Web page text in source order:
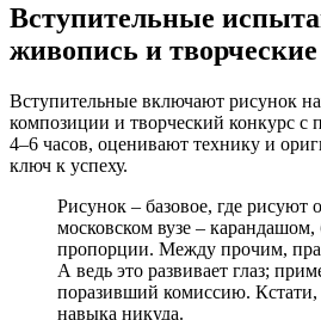
Вступительные
живопись и
Вступительные включают рисунок
композиции и творческий конкурс с
4–6 часов, оценивают технику и
ключ к успеху.
Рисунок – базовое, где рисуют
московском вузе – карандашом,
пропорции. Между прочим,
А ведь это развивает глаз;
поразивший комиссию. Кстати,
навыка никуда.